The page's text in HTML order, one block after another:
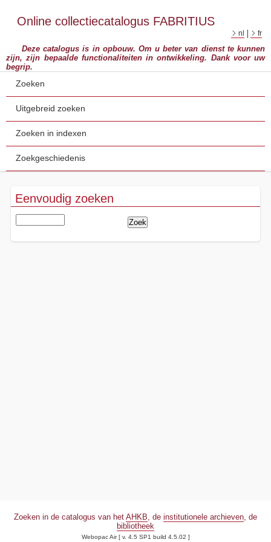
Online collectiecatalogus FABRITIUS
nl fr
Deze catalogus is in opbouw. Om u beter van dienst te kunnen
zijn, zijn bepaalde functionaliteiten in ontwikkeling. Dank voor uw
begrip.
Zoeken
Uitgebreid zoeken
Zoeken in indexen
Zoekgeschiedenis
Eenvoudig zoeken
Zoeken in de catalogus van het AHKB, de institutionele archieven, de
bibliotheek
Webopac Air [ v. 4.5 SP1 build 4.5.02 ]